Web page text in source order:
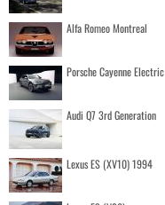
Alfa Romeo Montreal
Porsche Cayenne Electric
Audi Q7 3rd Generation
Lexus ES (XV10) 1994